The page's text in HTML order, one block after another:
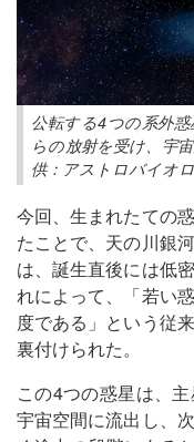
公転する4つの系外
らの放射を受け、宇
供：アストロバイオ
今回、生まれたての
たことで、天の川銀
は、誕生直後には低
れによって、「若い
度である」という従
裏付けられた。
この4つの惑星は、
宇宙空間に流出し、